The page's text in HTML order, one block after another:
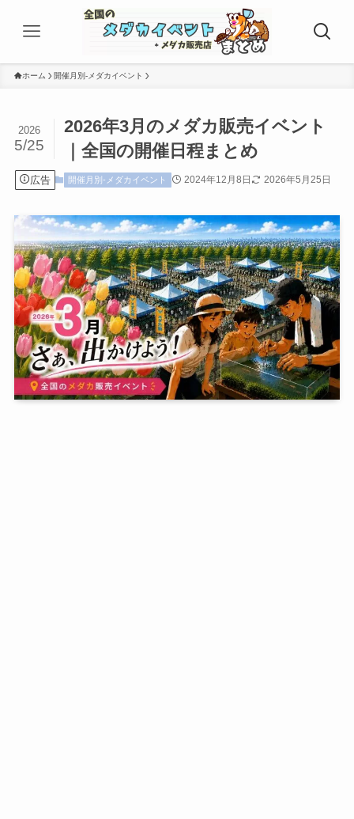
ホーム 開催月別-メダカイベント
2026年3月のメダカ販売イベント
｜全国の開催日程まとめ
2026
5/25
広告 開催月別-メダカイベント 2024年12月8日 2026年5月25日